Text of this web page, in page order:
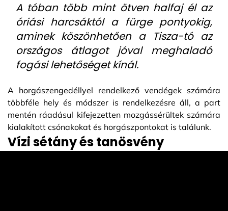
A tóban több mint ötven halfaj él az
óriási harcsáktól a fürge pontyokig,
aminek köszönhetően a Tisza-tó az
országos átlagot jóval meghaladó
fogási lehetőséget kínál.
A horgászengedéllyel rendelkező vendégek számára
többféle hely és módszer is rendelkezésre áll, a part
mentén ráadásul kifejezetten mozgássérültek számára
kialakított csónakokat és horgászpontokat is találunk.
Vízi sétány és tanösvény